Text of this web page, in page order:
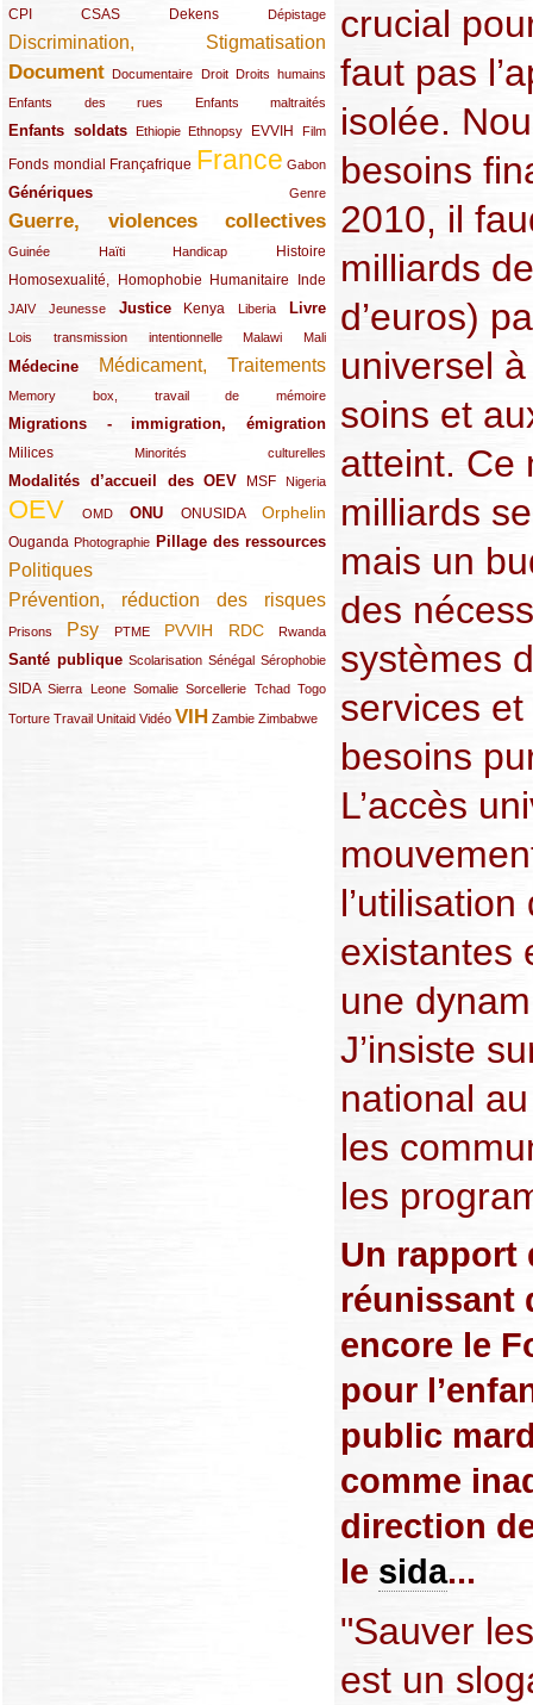
CPI
(48/289) CSAS
(32/289) Dekens
(29/289) Dépistage
(19/289)
Discrimination, Stigmatisation
(131/289)
Document
(145/289) Documentaire
(9/289) Droit
(20/289) Droits humains
(22/289)
Enfants des rues
(21/289) Enfants maltraités
(10/289)
Enfants soldats
(68/289) Ethiopie
(12/289) Ethnopsy
(15/289) EVVIH
(55/289) Film
(22/289)
Fonds mondial
(48/289) Françafrique
(39/289) France
(289/289) Gabon
(12/289)
Génériques
(59/289) Genre
(22/289)
Guerre, violences collectives
(149/289)
Guinée
(12/289) Haïti
(15/289) Handicap
(10/289) Histoire
(49/289)
Homosexualité, Homophobie
(44/289) Humanitaire
(47/289) Inde
(34/289)
JAIV
(10/289)Jeunesse
(21/289) Justice
(65/289) Kenya
(35/289) Liberia
(25/289) Livre
(62/289)
Lois transmission intentionnelle
(24/289) Malawi
(11/289) Mali
(21/289)
Médecine
(62/289) Médicament, Traitements
(142/289)
Memory box, travail de mémoire
(11/289)
Migrations - immigration, émigration
(67/289)
Milices
(34/289) Minorités culturelles
(15/289)
Modalités d’accueil des OEV
(58/289) MSF
(54/289) Nigeria
(27/289)
OEV
(269/289) OMD
(26/289) ONU
(58/289) ONUSIDA
(44/289) Orphelin
(112/289)
Ouganda
(29/289) Photographie
(27/289) Pillage des ressources
(77/289)
Politiques
(120/289)
Prévention, réduction des risques
(131/289)
Prisons
(22/289) Psy
(119/289) PTME
(12/289) PVVIH
(111/289) RDC
(104/289) Rwanda
(23/289)
Santé publique
(59/289) Scolarisation
(9/289) Sénégal
(13/289) Sérophobie
(19/289)
SIDA
(29/289)Sierra Leone
(13/289) Somalie
(12/289) Sorcellerie
(19/289) Tchad
(10/289) Togo
(15/289)
Torture
(17/289)Travail
(21/289) Unitaid
(26/289) Vidéo
(23/289) VIH
(154/289) Zambie
(12/289) Zimbabwe
(21/289)
crucial
faut pas
isolée.
besoins
2010, il
milliards
d’euros)
universel
soins et
atteint. Ce
milliards
mais un
des
systèmes
services et
besoins
L’accès
existantes
une
J’insiste
national
les
les
Un rapport
réunissant
encore le
pour
public
comme
direction
le sida...
"Sauver
est un